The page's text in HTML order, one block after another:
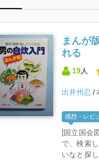
まんが
れる
19人
出井州忍
感想・レビ
[国立国会
で、検索
いなと探